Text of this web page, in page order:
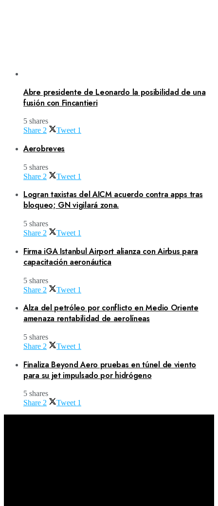
Abre presidente de Leonardo la posibilidad de una
fusión con Fincantieri
5 shares
Share 2 Tweet 1
Aerobreves
5 shares
Share 2 Tweet 1
Logran taxistas del AICM acuerdo contra apps tras
bloqueo; GN vigilará zona.
5 shares
Share 2 Tweet 1
Firma iGA Istanbul Airport alianza con Airbus para
capacitación aeronáutica
5 shares
Share 2 Tweet 1
Alza del petróleo por conflicto en Medio Oriente
amenaza rentabilidad de aerolíneas
5 shares
Share 2 Tweet 1
Finaliza Beyond Aero pruebas en túnel de viento
para su jet impulsado por hidrógeno
5 shares
Share 2 Tweet 1